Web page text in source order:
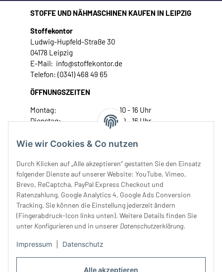
Alle akzeptieren
Wie wir Cookies & Co nutzen
Durch Klicken auf „Alle akzeptieren“ gestatten Sie den Einsatz
folgender Dienste auf unserer Website: YouTube, Vimeo,
Brevo, ReCaptcha, PayPal Express Checkout und
Ratenzahlung, Google Analytics 4, Google Ads Conversion
Tracking. Sie können die Einstellung jederzeit ändern
(Fingerabdruck-Icon links unten). Weitere Details finden Sie
unter Konfigurieren und in unserer Datenschutzerklärung.
Impressum Datenschutz
STOFFE UND NÄHMASCHINEN KAUFEN IN LEIPZIG
Stoffekontor
Ludwig-Hupfeld-Straße 30
04178 Leipzig
E-Mail: info@stoffekontor.de
Telefon: (0341) 468 49 65
ÖFFNUNGSZEITEN
Montag:
10 - 16 Uhr
Dienstag:
10 - 16 Uhr
Donnerstag:
10 - 18 Uhr
Samstag:
10 - 14 Uhr
Unser Service
Rechtliches